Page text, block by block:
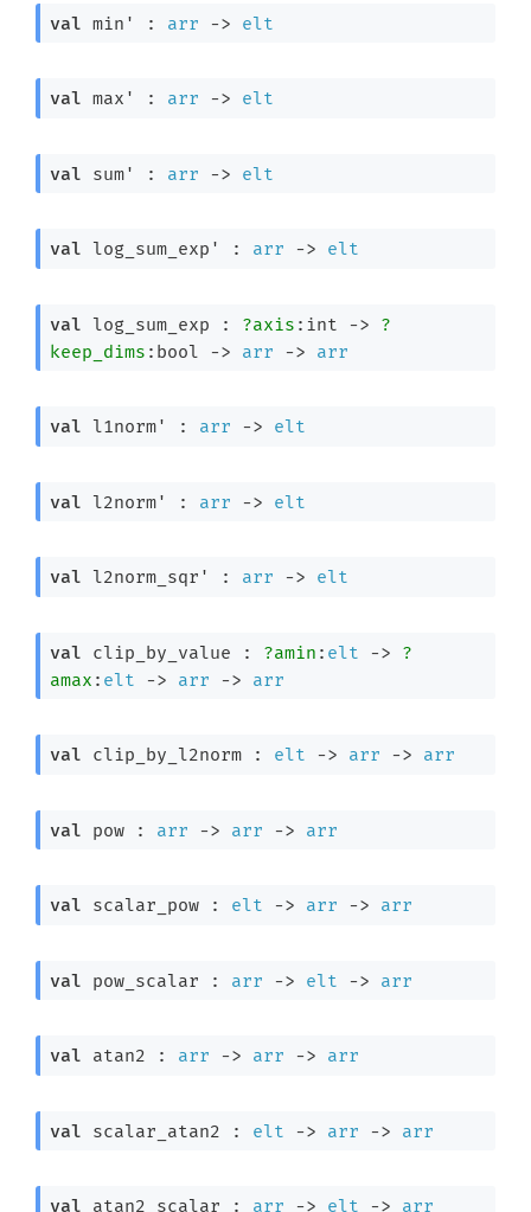
val min' : arr -> elt
val max' : arr -> elt
val sum' : arr -> elt
val log_sum_exp' : arr -> elt
val log_sum_exp : ?axis :int ->
?
keep_dims :bool -> arr -> arr
val l1norm' : arr -> elt
val l2norm' : arr -> elt
val l2norm_sqr' : arr -> elt
val clip_by_value : ?amin : elt ->
?
amax : elt -> arr -> arr
val clip_by_l2norm : elt -> arr -> arr
val pow : arr -> arr -> arr
val scalar_pow : elt -> arr -> arr
val pow_scalar : arr -> elt -> arr
val atan2 : arr -> arr -> arr
val scalar_atan2 : elt -> arr -> arr
val atan2_scalar : arr -> elt -> arr